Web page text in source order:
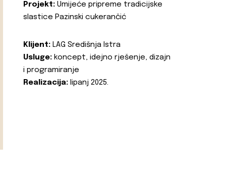
Projekt: Umijeće pripreme tradicijske
slastice Pazinski cukerančić
Klijent: LAG Središnja Istra
Usluge: koncept, idejno rješenje, dizajn
i programiranje
Realizacija: lipanj 2025.